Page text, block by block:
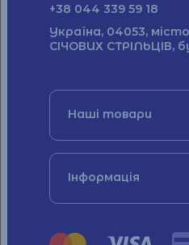
+38 044 339 59 18
Україна, 04053,
СІЧОВИХ СТРІЛЬЦІВ,
Наші товари
Інформація